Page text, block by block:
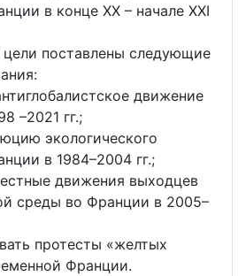
в конце XX – начале XXI
поставлены следующие
движение
–2021 гг.;
экологического
в 1984–2004 гг.;
движения выходцев
среды во Франции в 2005–
протесты «желтых
Франции.